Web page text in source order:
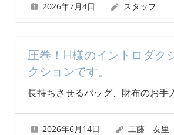
2026年7月4日 スタッフ
圧巻！H様のイントロダク
クションです。
長持ちさせるバッグ、財布のお手
2026年6月14日 工藤 友里